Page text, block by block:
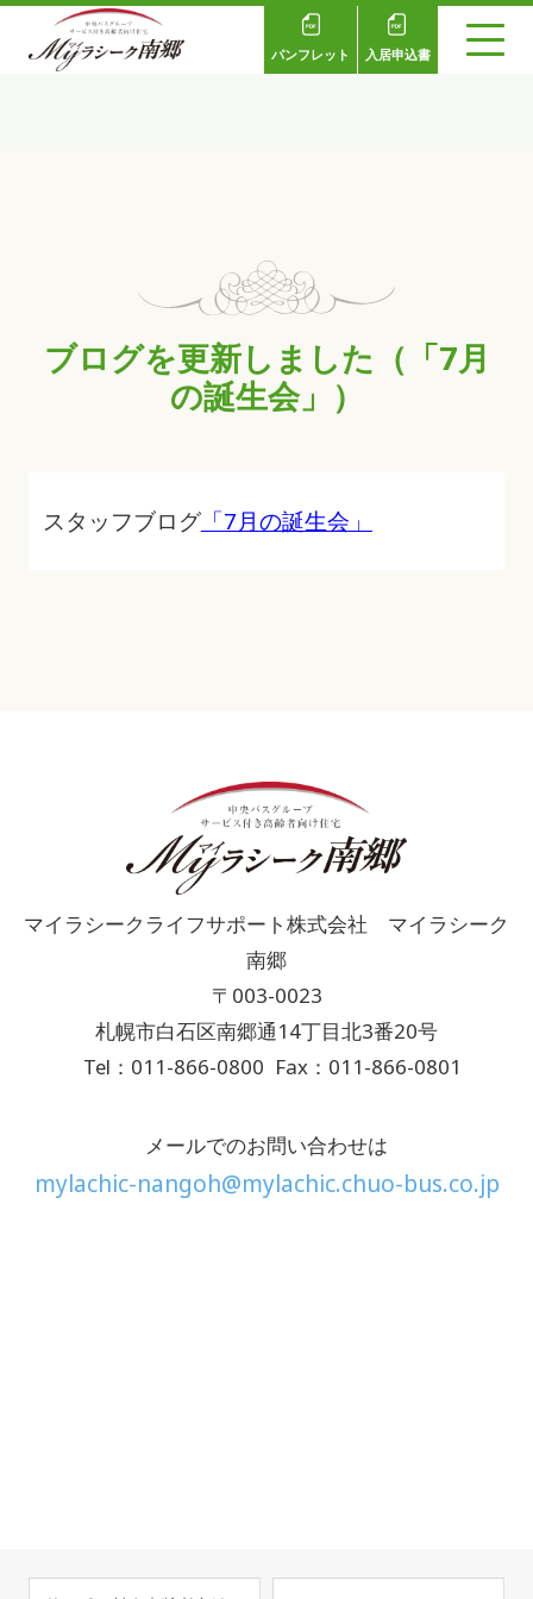
パンフレット 入居申込書
ブログを更新しました（「7月
の誕生会」）
スタッフブログ「7月の誕生会」
マイラシークライフサポート株式会社 マイラシーク
南郷
〒003-0023
札幌市白石区南郷通14丁目北3番20号
Tel：011-866-0800 Fax：011-866-0801
メールでのお問い合わせは
mylachic-nangoh@mylachic.chuo-bus.co.jp